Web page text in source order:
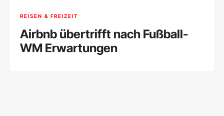
REISEN & FREIZEIT
Airbnb übertrifft nach Fußball-
WM Erwartungen